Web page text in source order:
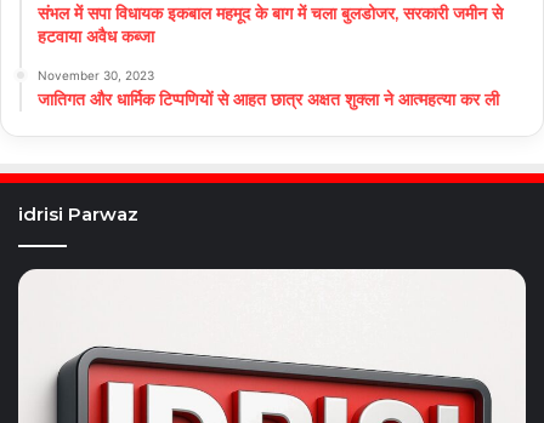
संभल में सपा विधायक इकबाल महमूद के बाग में चला बुलडोजर, सरकारी जमीन से
हटवाया अवैध कब्जा
November 30, 2023
जातिगत और धार्मिक टिप्पणियों से आहत छात्र अक्षत शुक्ला ने आत्महत्या कर ली
idrisi Parwaz